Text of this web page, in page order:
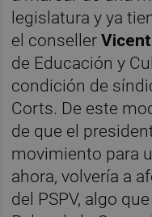
legislatura y ya
el conseller
de Educación y
condición de
Corts. De este
de que el
movimiento para
ahora, volvería a
del PSPV, algo